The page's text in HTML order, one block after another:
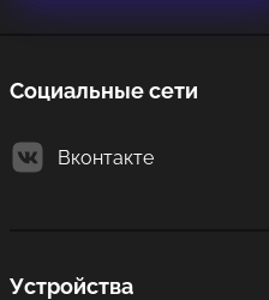
Социальные сети
Вконтакте
Устройства